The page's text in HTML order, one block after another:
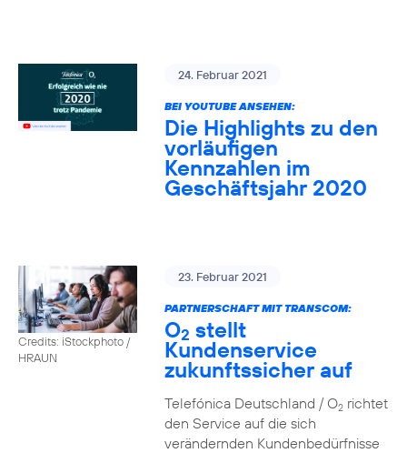
24. Februar 2021
BEI YOUTUBE ANSEHEN:
Die Highlights zu den
vorläufigen
Kennzahlen im
Geschäftsjahr 2020
Credits: iStockphoto /
HRAUN
23. Februar 2021
PARTNERSCHAFT MIT TRANSCOM:
O2 stellt
Kundenservice
zukunftssicher auf
Telefónica Deutschland / O2richtet
den Service auf die sich
verändernden Kundenbedürfnisse